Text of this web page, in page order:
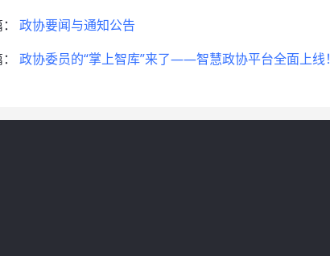
政协要闻与通知公告
政协委员的“掌上智库”来了——智慧政协平台全面上线！